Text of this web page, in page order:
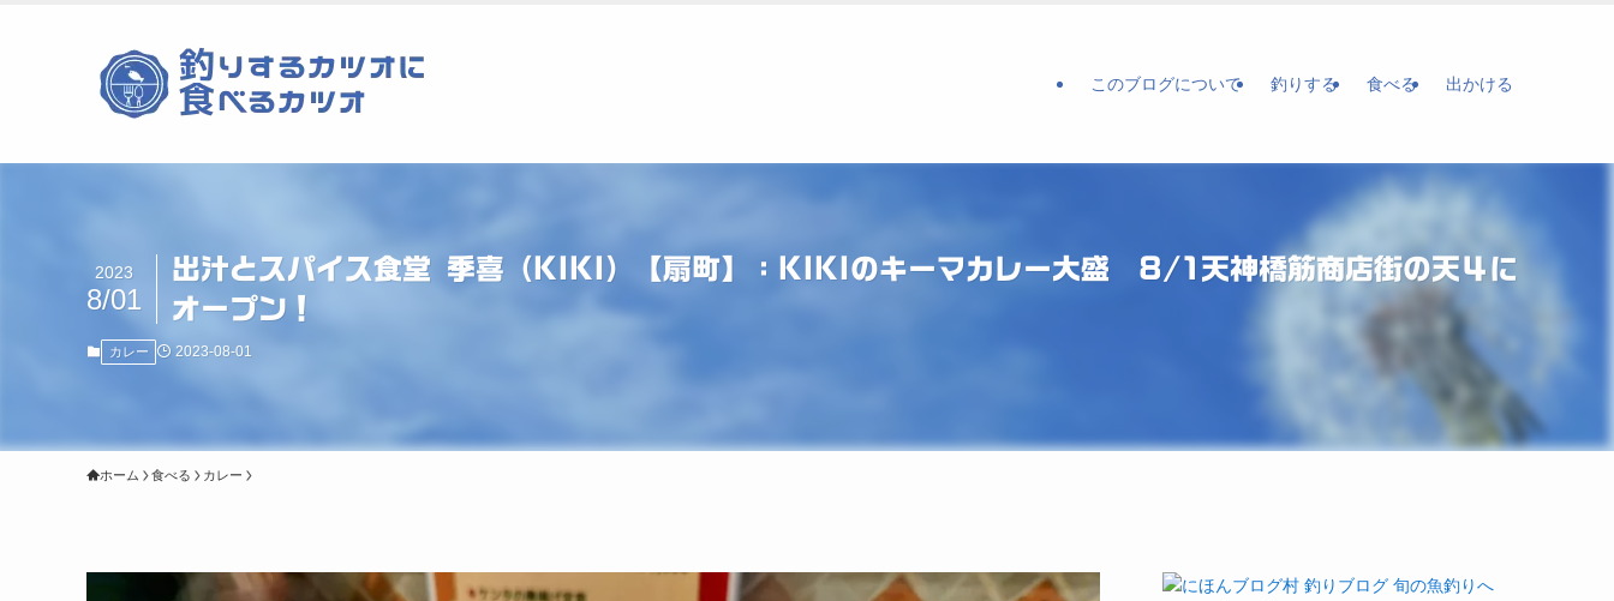
このブログについて 釣りする 食べる 出かける
出汁とスパイス食堂 季喜（KIKI）【扇町】：KIKIのキーマカレー大盛 8/1天神橋筋商店街の天４に
オープン！
2023
8/01
カレー 2023-08-01
ホーム 食べる カレー